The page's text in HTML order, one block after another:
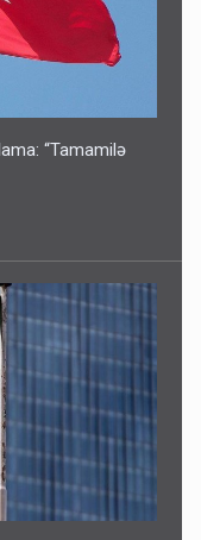
“Tamamilə